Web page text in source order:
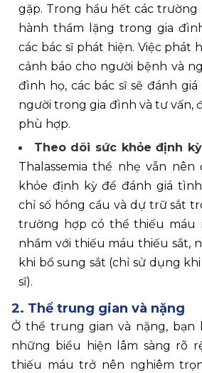
gặp. Trong hầu hết các
hành thầm lặng trong gia
các bác sĩ phát hiện. Việc phát
cảnh báo cho người bệnh và
đình họ, các bác sĩ sẽ đánh
người trong gia đình và tư vấn,
phù hợp.
Theo dõi sức khỏe định
Thalassemia thể nhẹ vẫn nên
khỏe định kỳ để đánh giá
chỉ số hồng cầu và dự trữ sắt
trường hợp có thể thiếu máu
nhầm với thiếu máu thiếu sắt,
khi bổ sung sắt (chỉ sử dụng
sĩ).
2. Thể trung gian và nặng
Ở thể trung gian và nặng, bạn
những biểu hiện lâm sàng rõ
thiếu máu trở nên nghiêm